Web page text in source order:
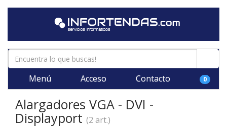
Menú Acceso Contacto 0
Alargadores VGA - DVI -
Displayport (2 art.)